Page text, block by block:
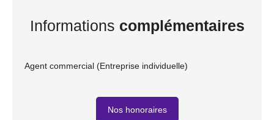
Informations complémentaires
Agent commercial (Entreprise individuelle)
Nos honoraires